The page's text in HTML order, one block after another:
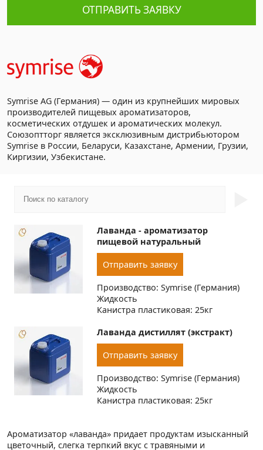
ОТПРАВИТЬ ЗАЯВКУ
Symrise AG (Германия) — один из крупнейших мировых
производителей пищевых ароматизаторов,
косметических отдушек и ароматических молекул.
Союзоптторг является эксклюзивным дистрибьютором
Symrise в России, Беларуси, Казахстане, Армении, Грузии,
Киргизии, Узбекистане.
Лаванда - ароматизатор
пищевой натуральный
Отправить заявку
Производство: Symrise (Германия)
Жидкость
Канистра пластиковая: 25кг
Лаванда дистиллят (экстракт)
Отправить заявку
Производство: Symrise (Германия)
Жидкость
Канистра пластиковая: 25кг
Ароматизатор «лаванда» придает продуктам изысканный
цветочный, слегка терпкий вкус с травяными и